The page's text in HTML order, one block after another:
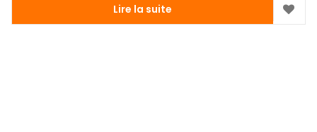
Lire la suite